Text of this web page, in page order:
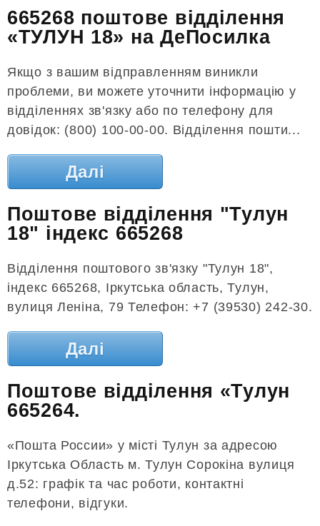
665268 поштове відділення
«ТУЛУН 18» на ДеПосилка
Якщо з вашим відправленням виникли
проблеми, ви можете уточнити інформацію у
відділеннях зв'язку або по телефону для
довідок: (800) 100-00-00. Відділення пошти...
Далі
Поштове відділення "Тулун
18" індекс 665268
Відділення поштового зв'язку "Тулун 18",
індекс 665268, Іркутська область, Тулун,
вулиця Леніна, 79 Телефон: +7 (39530) 242-30.
Далі
Поштове відділення «Тулун
665264.
«Пошта России» у місті Тулун за адресою
Іркутська Область м. Тулун Сорокіна вулиця
д.52: графік та час роботи, контактні
телефони, відгуки.